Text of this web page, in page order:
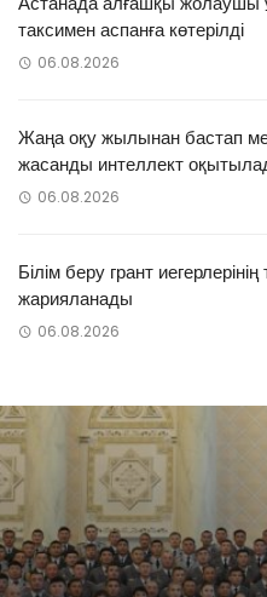
таксимен аспанға көтерілді
06.08.2026
Жаңа оқу жылынан бастап
жасанды интеллект
06.08.2026
Білім беру грант
жарияланады
06.08.2026